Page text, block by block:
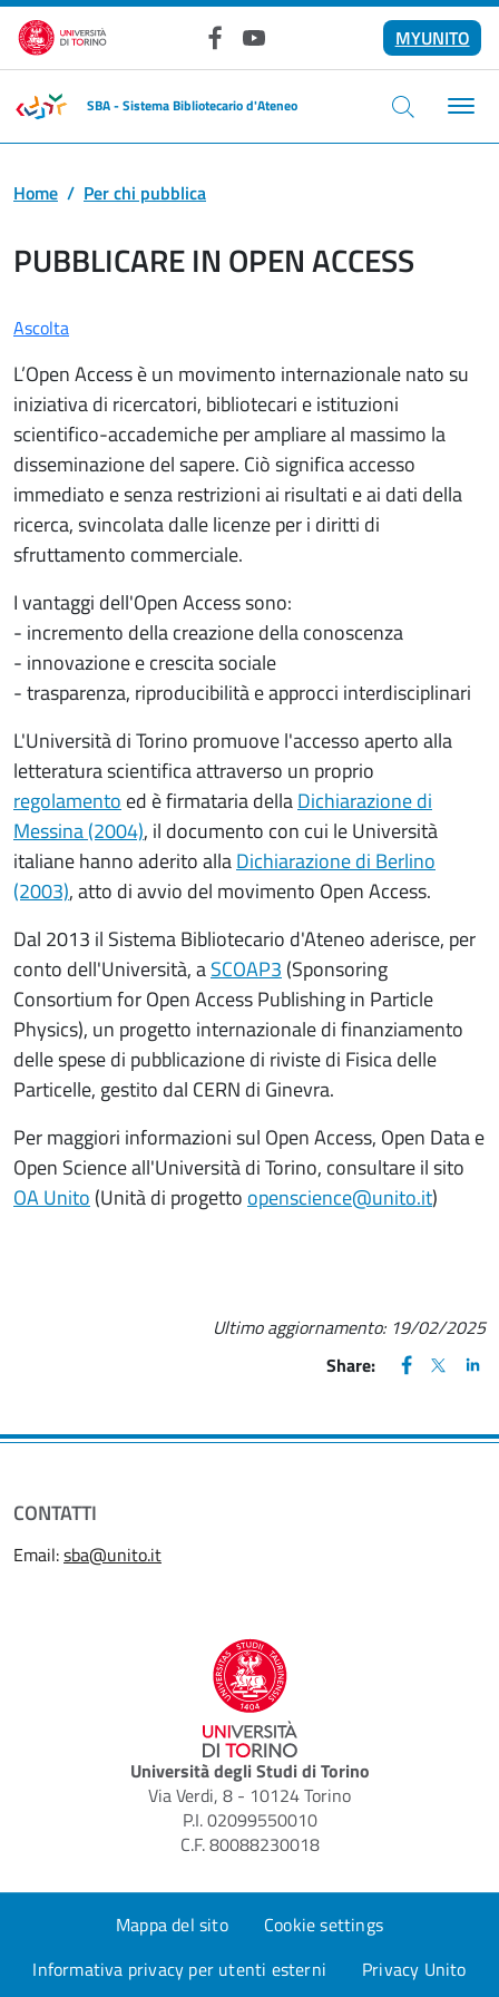
Salta al contenuto principale
FacebookYouTube
MYUNITO
SBA - Sistema Bibliotecario d'Ateneo
Home Per chi pubblica
PUBBLICARE IN OPEN ACCESS
Ascolta
L’Open Access è un movimento internazionale nato su
iniziativa di ricercatori, bibliotecari e istituzioni
scientifico-accademiche per ampliare al massimo la
disseminazione del sapere. Ciò significa accesso
immediato e senza restrizioni ai risultati e ai dati della
ricerca, svincolata dalle licenze per i diritti di
sfruttamento commerciale.
I vantaggi dell'Open Access sono:
- incremento della creazione della conoscenza
- innovazione e crescita sociale
- trasparenza, riproducibilità e approcci interdisciplinari
L'Università di Torino promuove l'accesso aperto alla
letteratura scientifica attraverso un proprio
regolamento ed è firmataria dellaDichiarazione di
Messina (2004), il documento con cui le Università
italiane hanno aderito allaDichiarazione di Berlino
(2003), atto di avvio del movimento Open Access.
Dal 2013 il Sistema Bibliotecario d'Ateneo aderisce, per
conto dell'Università, aSCOAP3 (Sponsoring
Consortium for Open Access Publishing in Particle
Physics), un progetto internazionale di finanziamento
delle spese di pubblicazione di riviste di Fisica delle
Particelle, gestito dal CERN di Ginevra.
Per maggiori informazioni sul Open Access, Open Data e
Open Science all'Università di Torino, consultare il sito
OA Unito (Unità di progetto openscience@unito.it)
Ultimo aggiornamento: 19/02/2025
Share:
FACEBOOK
(apre una
X
(apre
CONTATTI
Email:sba@unito.it
Università degli Studi di Torino
Via Verdi, 8 - 10124 Torino
P.I. 02099550010
C.F. 80088230018
Mappa del sito
Cookie settings
Informativa privacy per utenti esterni
Privacy Unito